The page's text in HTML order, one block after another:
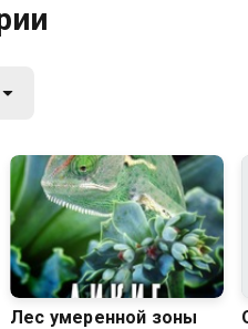
Лес умеренной зоны